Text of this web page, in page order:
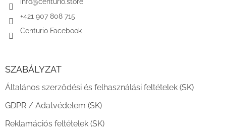
+421 907 808 715
Centurio Facebook
SZABÁLYZAT
Általános szerződési és felhasználási feltételek (SK)
GDPR / Adatvédelem (SK)
Reklamációs feltételek (SK)